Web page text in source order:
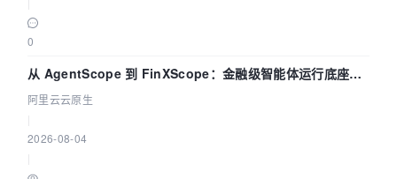
0
从 AgentScope 到 FinXScope：金融级智能体运行底座的
演进与实践
阿里云云原生
2026-08-04